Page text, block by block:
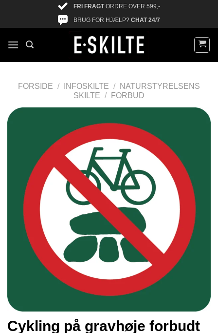
FRI FRAGTORDRE OVER 599,-
BRUG FOR HJÆLP? CHAT 24/7
FORSIDE / INFOSKILTE /
NATURSTYRELSENS
SKILTE / FORBUD
Cykling på gravhøje forbudt